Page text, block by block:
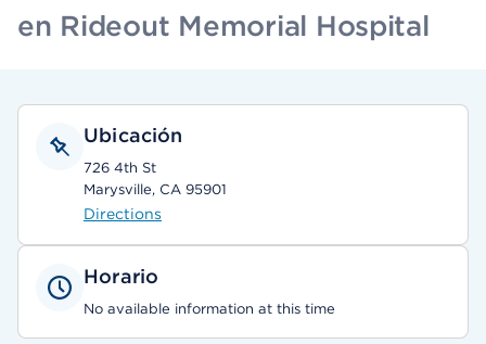
en Rideout Memorial Hospital
Ubicación
726 4th St
Marysville, CA 95901
Directions
Horario
No available information at this time